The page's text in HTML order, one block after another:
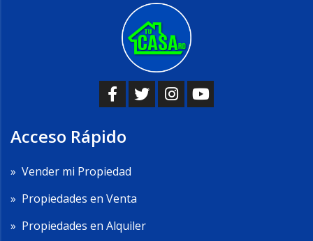
Acceso Rápido
» Vender mi Propiedad
» Propiedades en Venta
» Propiedades en Alquiler